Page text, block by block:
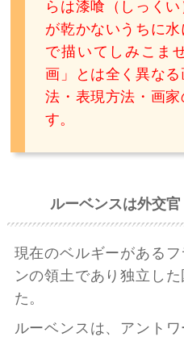
らは漆喰（しっく
が乾かないうちに
で描いてしみこま
画」とは全く異な
法・表現方法・画
す。
ルーベンスは外交
現在のベルギーがある
ンの領土であり独立し
た。
ルーベンスは、アント